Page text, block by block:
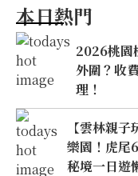
本日熱門
2026桃園
外圍？收
理！
【雲林親
樂園！虎尾
秘境一日遊